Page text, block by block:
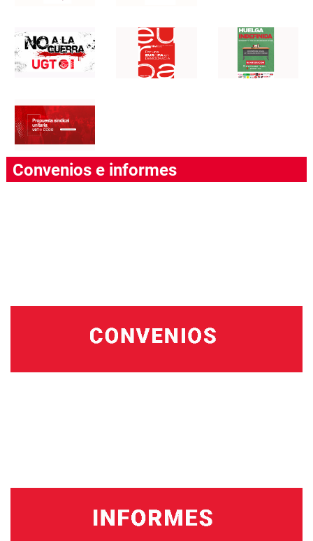
Convenios e informes